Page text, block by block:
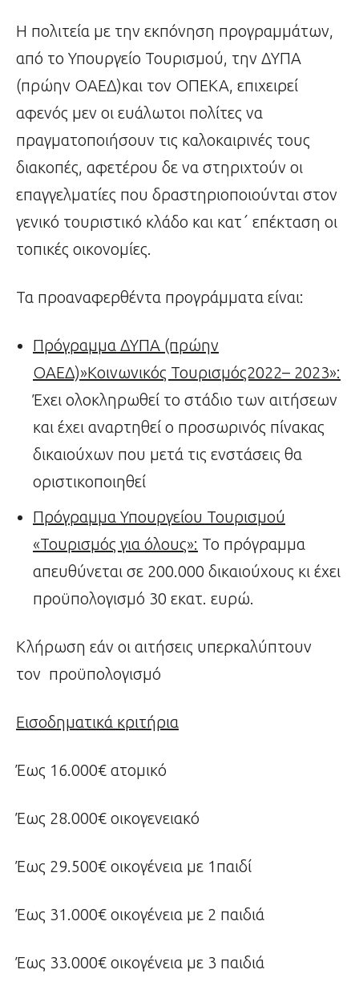
Η πολιτεία με την εκπόνηση προγραμμάτων,
από το Υπουργείο Τουρισμού, την ΔΥΠΑ
(πρώην ΟΑΕΔ)και τον ΟΠΕΚΑ, επιχειρεί
αφενός μεν οι ευάλωτοι πολίτες να
πραγματοποιήσουν τις καλοκαιρινές τους
διακοπές, αφετέρου δε να στηριχτούν οι
επαγγελματίες που δραστηριοποιούνται στον
γενικό τουριστικό κλάδο και κατ΄ επέκταση οι
τοπικές οικονομίες.
Τα προαναφερθέντα προγράμματα είναι:
Πρόγραμμα ΔΥΠΑ (πρώην
ΟΑΕΔ)»Κοινωνικός Τουρισμός2022– 2023»:
Έχει ολοκληρωθεί το στάδιο των αιτήσεων
και έχει αναρτηθεί ο προσωρινός πίνακας
δικαιούχων που μετά τις ενστάσεις θα
οριστικοποιηθεί
Πρόγραμμα Υπουργείου Τουρισμού
«Τουρισμός για όλους»: Το πρόγραμμα
απευθύνεται σε 200.000 δικαιούχους κι έχει
προϋπολογισμό 30 εκατ. ευρώ.
Κλήρωση εάν οι αιτήσεις υπερκαλύπτουν
τον προϋπολογισμό
Εισοδηματικά κριτήρια
Έως 16.000€ ατομικό
Έως 28.000€ οικογενειακό
Έως 29.500€ οικογένεια με 1παιδί
Έως 31.000€ οικογένεια με 2 παιδιά
Έως 33.000€ οικογένεια με 3 παιδιά